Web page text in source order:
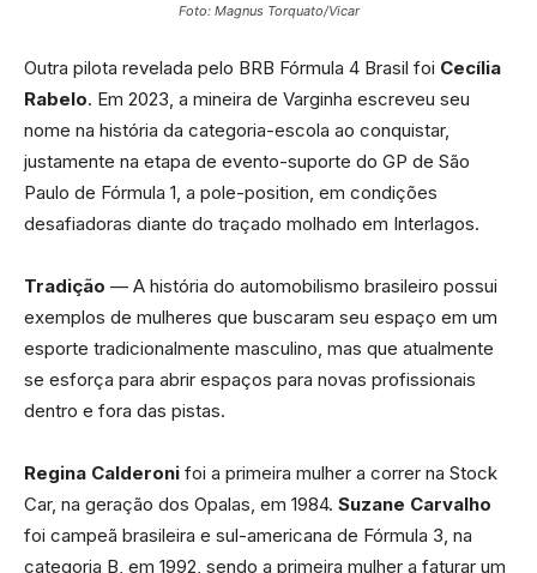
Foto: Magnus Torquato/Vicar
Outra pilota revelada pelo BRB Fórmula 4 Brasil foi Cecília
Rabelo. Em 2023, a mineira de Varginha escreveu seu
nome na história da categoria-escola ao conquistar,
justamente na etapa de evento-suporte do GP de São
Paulo de Fórmula 1, a pole-position, em condições
desafiadoras diante do traçado molhado em Interlagos.
Tradição — A história do automobilismo brasileiro possui
exemplos de mulheres que buscaram seu espaço em um
esporte tradicionalmente masculino, mas que atualmente
se esforça para abrir espaços para novas profissionais
dentro e fora das pistas.
Regina Calderoni foi a primeira mulher a correr na Stock
Car, na geração dos Opalas, em 1984. Suzane Carvalho
foi campeã brasileira e sul-americana de Fórmula 3, na
categoria B, em 1992, sendo a primeira mulher a faturar um